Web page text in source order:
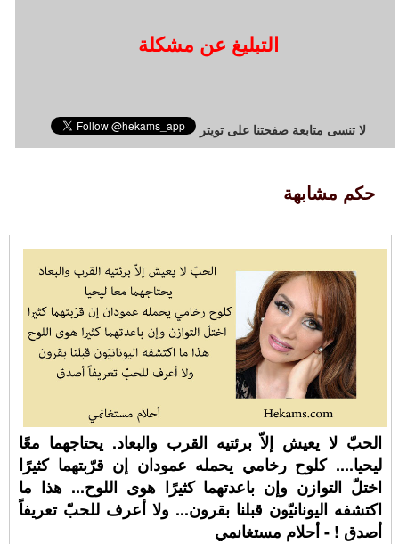
التبليغ عن مشكلة
لا تنسى متابعة صفحتنا على تويتر
حكم مشابهة
الحبّ لا يعيش إلاّ برئتيه القرب والبعاد. يحتاجهما معًا
ليحيا.... كلوح رخامي يحمله عمودان إن قرّبتهما كثيرًا
اختلّ التوازن وإن باعدتهما كثيرًا هوى اللوح... هذا ما
اكتشفه اليونانيّون قبلنا بقرون... ولا أعرف للحبّ تعريفاً
أصدق ! - أحلام مستغانمي